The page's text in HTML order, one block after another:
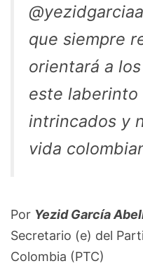
que siempre
orientará a
este laberinto
intrincados y
vida
Por Yezid García
Secretario (e) del
Colombia (PTC)